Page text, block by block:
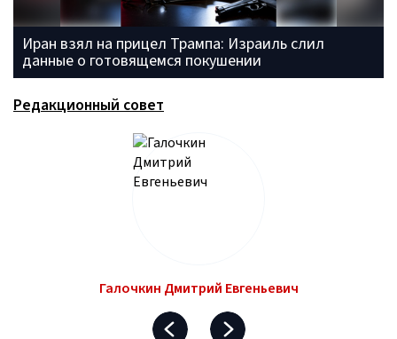
Иран взял на прицел Трампа: Израиль слил
данные о готовящемся покушении
Редакционный совет
Галочкин Дмитрий Евгеньевич